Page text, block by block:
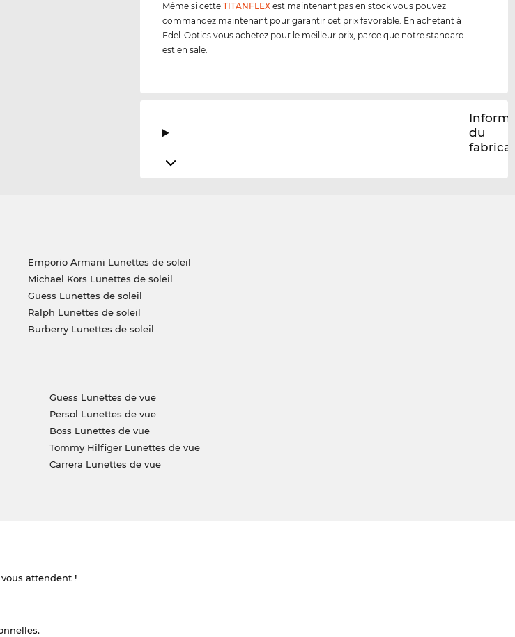
Même si cetteTITANFLEX est maintenant pas en stock vous pouvez
commandez maintenant pour garantir cet prix favorable. En achetant à
Edel-Optics vous achetez pour le meilleur prix, parce que notre standard
est en sale.
du
Emporio Armani Lunettes de soleil
Michael Kors Lunettes de soleil
Guess Lunettes de soleil
Ralph Lunettes de soleil
Burberry Lunettes de soleil
Guess Lunettes de vue
Persol Lunettes de vue
Boss Lunettes de vue
Tommy Hilfiger Lunettes de vue
Carrera Lunettes de vue
attendent !